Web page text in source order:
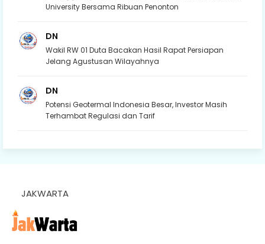
University Bersama Ribuan Penonton
DN
Wakil RW 01 Duta Bacakan Hasil Rapat Persiapan
Jelang Agustusan Wilayahnya
DN
Potensi Geotermal Indonesia Besar, Investor Masih
Terhambat Regulasi dan Tarif
JAKWARTA